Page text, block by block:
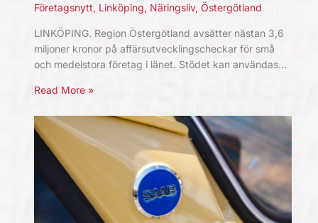
Företagsnytt, Linköping, Näringsliv, Östergötland
LINKÖPING. Region Östergötland avsätter nästan 3,6
miljoner kronor på affärsutvecklingscheckar för små
och medelstora företag i länet. Stödet kan användas…
Read More »